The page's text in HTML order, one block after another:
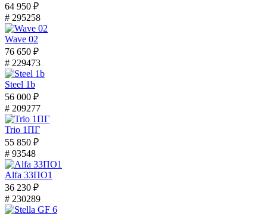
64 950 ₽
# 295258
Wave 02
76 650 ₽
# 229473
Steel 1b
56 000 ₽
# 209277
Trio 1ПГ
55 850 ₽
# 93548
Alfa 33ПО1
36 230 ₽
# 230289